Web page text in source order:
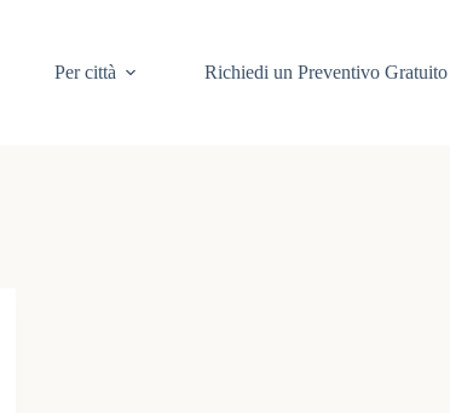
Per città
Richiedi un Preventivo Gratuito